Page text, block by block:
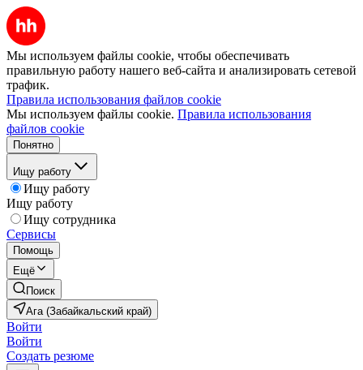
Мы используем файлы cookie, чтобы обеспечивать
правильную работу нашего веб-сайта и анализировать сетевой
трафик.
Правила использования файлов cookie
Мы используем файлы cookie. Правила использования
файлов cookie
Понятно
Ищу работу
Ищу работу
Ищу работу
Ищу сотрудника
Сервисы
Помощь
Ещё
Поиск
Ага (Забайкальский край)
Войти
Войти
Создать резюме